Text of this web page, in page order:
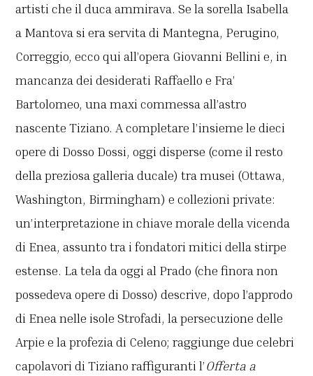
artisti che il duca ammirava. Se la sorella Isabella
a Mantova si era servita di Mantegna, Perugino,
Correggio, ecco qui all’opera Giovanni Bellini e, in
mancanza dei desiderati Raffaello e Fra’
Bartolomeo, una maxi commessa all’astro
nascente Tiziano. A completare l’insieme le dieci
opere di Dosso Dossi, oggi disperse (come il resto
della preziosa galleria ducale) tra musei (Ottawa,
Washington, Birmingham) e collezioni private:
un’interpretazione in chiave morale della vicenda
di Enea, assunto tra i fondatori mitici della stirpe
estense. La tela da oggi al Prado (che finora non
possedeva opere di Dosso) descrive, dopo l’approdo
di Enea nelle isole Strofadi, la persecuzione delle
Arpie e la profezia di Celeno; raggiunge due celebri
capolavori di Tiziano raffiguranti l’Offerta a